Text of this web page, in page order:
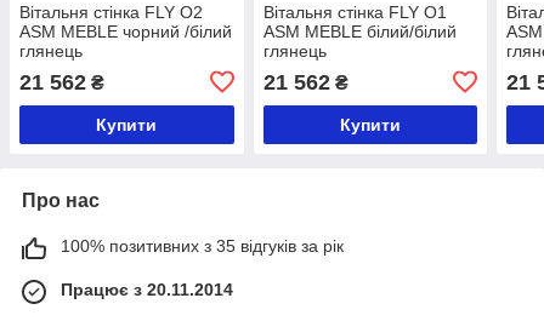
Вітальня стінка FLY O2
ASM MEBLE чорний /білий
глянець
21 562 ₴
Купити
Вітальня стінка FLY O1
ASM MEBLE білий/білий
глянець
21 562₴
Купити
21
Про нас
100% позитивних з 35 відгуків за рік
Працює з 20.11.2014